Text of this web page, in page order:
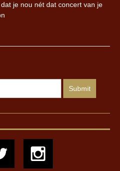
je nou nét dat concert van je